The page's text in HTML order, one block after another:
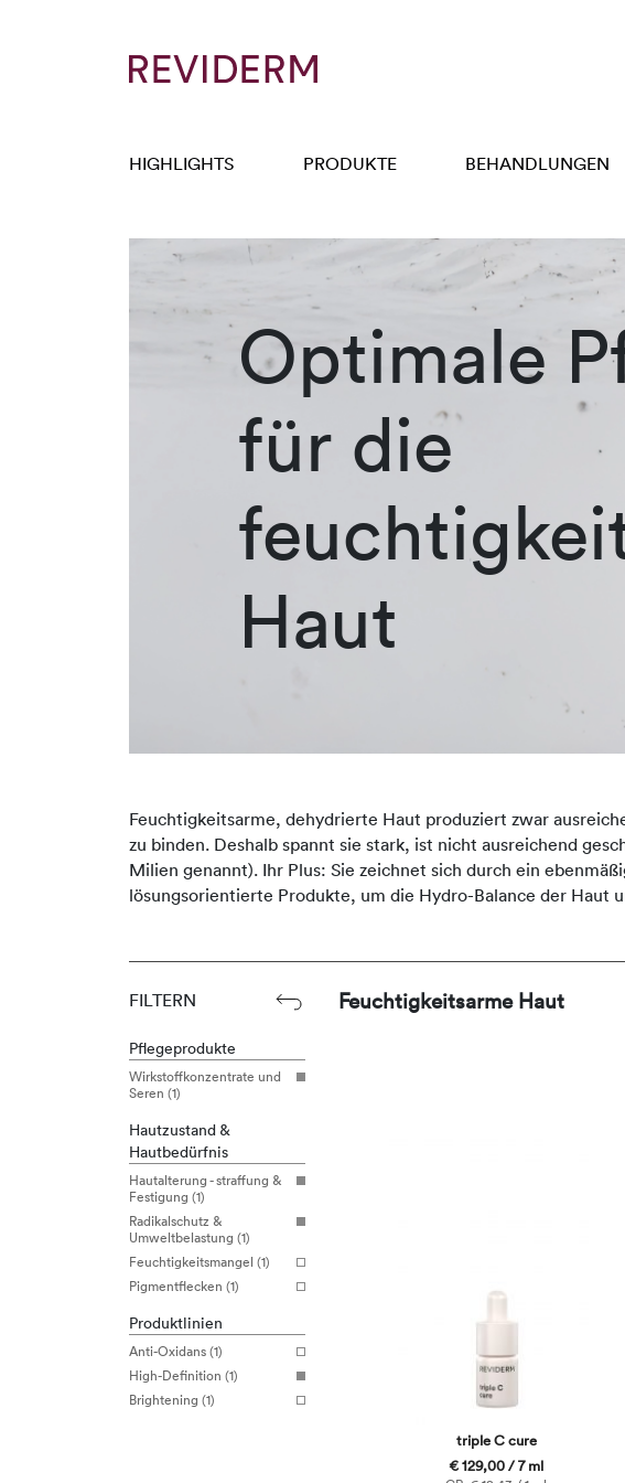
HIGHLIGHTS PRODUKTE BEHANDLUNGEN
Optimale
für die
Haut
Feuchtigkeitsarme, dehydrierte Haut produziert zwar
zu binden. Deshalb spannt sie stark, ist nicht ausreichend
Milien genannt). Ihr Plus: Sie zeichnet sich durch ein
lösungsorientierte Produkte, um die Hydro-Balance der Haut
FILTERN
Pflegeprodukte
Wirkstoffkonzentrate und
Seren (1)
Hautzustand &
Hautbedürfnis
Hautalterung - straffung &
Festigung (1)
Radikalschutz &
Umweltbelastung (1)
Feuchtigkeitsmangel (1)
Pigmentflecken (1)
Produktlinien
Anti-Oxidans (1)
High-Definition (1)
Brightening (1)
Feuchtigkeitsarme Haut
triple C cure
€ 129,00 / 7 ml